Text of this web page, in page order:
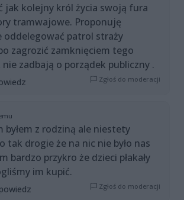
jak kolejny król życia swoją fura
tramwajowe. Proponuję
oddelegować patrol straży
zagrozić zamknięciem tego
zadbają o porządek publiczny .
Zgłoś do moderacji
z rodziną ale niestety
tak drogie że na nic nie było nas
bardzo przykro że dzieci płakały
im kupić.
Zgłoś do moderacji